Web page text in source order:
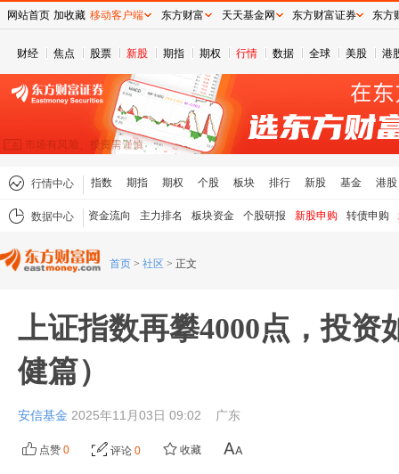
财经 焦点 股票 新股 期指 期权 行情 数据 全球 美股 港
行情中心 指数 期指 期权 个股 板块 排行 新股 基金 港股
数据中心 资金流向 主力排名 板块资金 个股研报 新股申购 转债申购
首页 > 社区 > 正文
上证指数再攀4000点，投资
健篇）
安信基金 2025年11月03日 09:02 广东
点赞 0 评论 0 收藏
网站首页 加收藏 移动客户端 东方财富 天天基金网 东方财富证券 东方